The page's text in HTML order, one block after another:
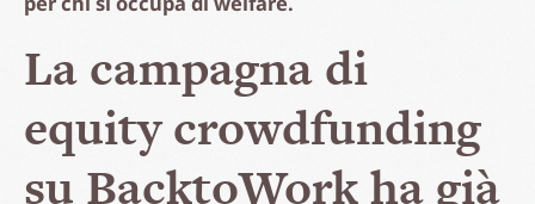
La campagna di
equity crowdfunding
su BacktoWork ha già